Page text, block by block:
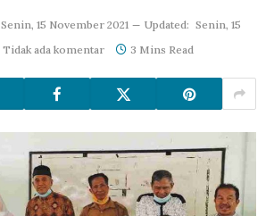
Senin, 15 November 2021 Updated: Senin, 15
Tidak ada komentar 3 Mins Read